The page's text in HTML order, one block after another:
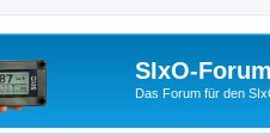
SIxO-Forum
Das Forum für den